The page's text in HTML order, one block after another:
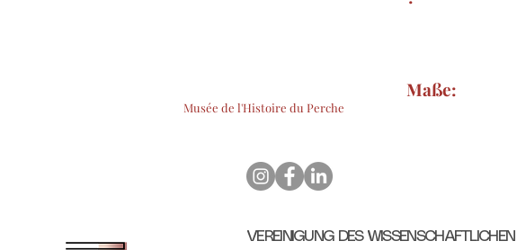
Musée de l'Histoire du Perche
Maße:
VEREINIGUNG DES